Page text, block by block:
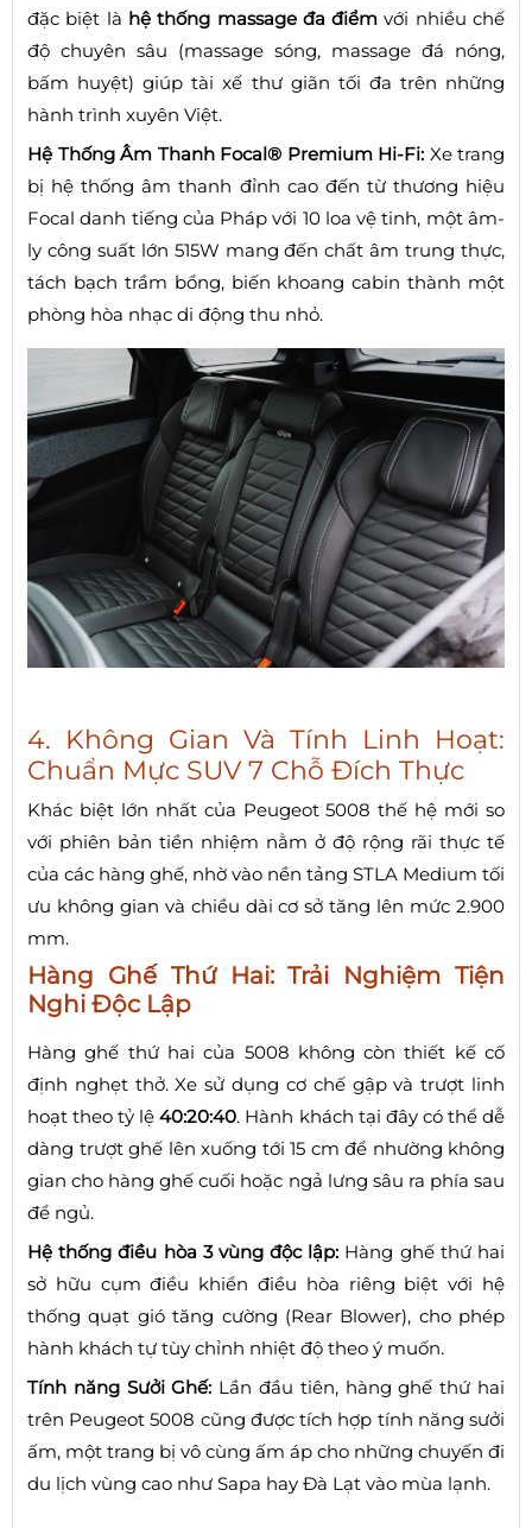
đặc biệt là hệ thống massage đa điểm với nhiều chế
độ chuyên sâu (massage sóng, massage đá nóng,
bấm huyệt) giúp tài xế thư giãn tối đa trên những
hành trình xuyên Việt.
Hệ Thống Âm Thanh Focal® Premium Hi-Fi: Xe trang
bị hệ thống âm thanh đỉnh cao đến từ thương hiệu
Focal danh tiếng của Pháp với 10 loa vệ tinh, một âm-
ly công suất lớn 515W mang đến chất âm trung thực,
tách bạch trầm bổng, biến khoang cabin thành một
phòng hòa nhạc di động thu nhỏ.
4. Không Gian Và Tính Linh Hoạt:
Chuẩn Mực SUV 7 Chỗ Đích Thực
Khác biệt lớn nhất của Peugeot 5008 thế hệ mới so
với phiên bản tiền nhiệm nằm ở độ rộng rãi thực tế
của các hàng ghế, nhờ vào nền tảng STLA Medium tối
ưu không gian và chiều dài cơ sở tăng lên mức 2.900
mm.
Hàng Ghế Thứ Hai: Trải Nghiệm Tiện
Nghi Độc Lập
Hàng ghế thứ hai của 5008 không còn thiết kế cố
định nghẹt thở. Xe sử dụng cơ chế gập và trượt linh
hoạt theo tỷ lệ40:20:40. Hành khách tại đây có thể dễ
dàng trượt ghế lên xuống tới 15 cm để nhường không
gian cho hàng ghế cuối hoặc ngả lưng sâu ra phía sau
để ngủ.
Hệ thống điều hòa 3 vùng độc lập: Hàng ghế thứ hai
sở hữu cụm điều khiển điều hòa riêng biệt với hệ
thống quạt gió tăng cường (Rear Blower), cho phép
hành khách tự tùy chỉnh nhiệt độ theo ý muốn.
Tính năng Sưởi Ghế: Lần đầu tiên, hàng ghế thứ hai
trên Peugeot 5008 cũng được tích hợp tính năng sưởi
ấm, một trang bị vô cùng ấm áp cho những chuyến đi
du lịch vùng cao như Sapa hay Đà Lạt vào mùa lạnh.